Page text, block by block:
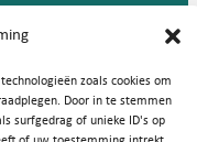
zoals cookies om
Door in te stemmen
surfgedrag of unieke ID's op
088 -